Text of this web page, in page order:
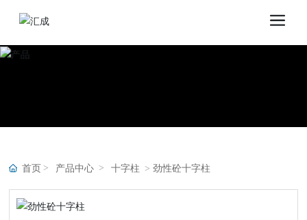
首页 产品中心 十字柱 劲性砼十字柱